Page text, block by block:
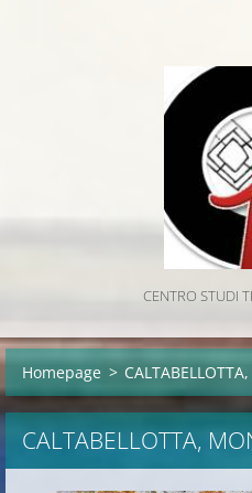
CENTRO STUDI
Homepage >
CALTABELLOTTA,